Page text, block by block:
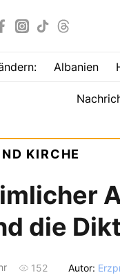
Albanien
KIRCHE
die
152 Autor: